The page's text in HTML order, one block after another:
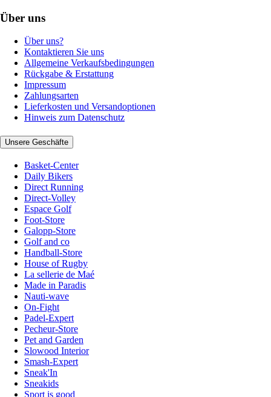
Über uns
Über uns?
Kontaktieren Sie uns
Allgemeine Verkaufsbedingungen
Rückgabe & Erstattung
Impressum
Zahlungsarten
Lieferkosten und Versandoptionen
Hinweis zum Datenschutz
Unsere Geschäfte
Basket-Center
Daily Bikers
Direct Running
Direct-Volley
Espace Golf
Foot-Store
Galopp-Store
Golf and co
Handball-Store
House of Rugby
La sellerie de Maé
Made in Paradis
Nauti-wave
On-Fight
Padel-Expert
Pecheur-Store
Pet and Garden
Slowood Interior
Smash-Expert
Sneak'In
Sneakids
Sport is good